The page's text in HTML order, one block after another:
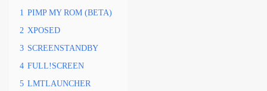
1 PIMP MY ROM (BETA)
2 XPOSED
3 SCREENSTANDBY
4 FULL!SCREEN
5 LMTLAUNCHER